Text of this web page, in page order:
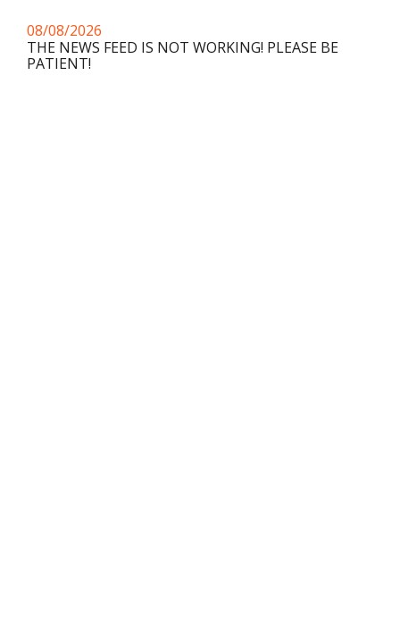
08/08/2026
THE NEWS FEED IS NOT WORKING! PLEASE BE
PATIENT!